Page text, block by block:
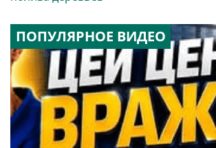
ПОПУЛЯРНОЕ ВИДЕО